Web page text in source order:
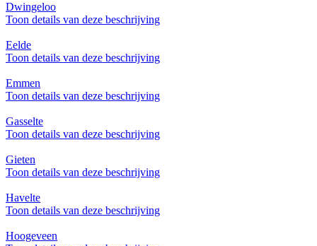
Dwingeloo
Toon details van deze beschrijving
Eelde
Toon details van deze beschrijving
Emmen
Toon details van deze beschrijving
Gasselte
Toon details van deze beschrijving
Gieten
Toon details van deze beschrijving
Havelte
Toon details van deze beschrijving
Hoogeveen